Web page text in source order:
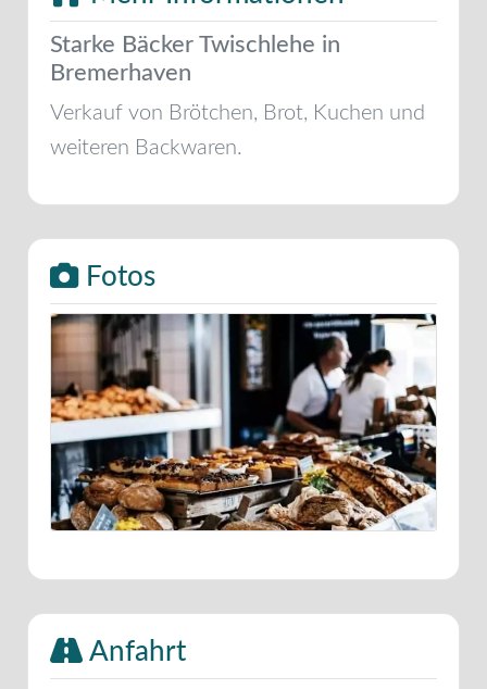
Starke Bäcker Twischlehe in
Bremerhaven
Verkauf von Brötchen, Brot, Kuchen und
weiteren Backwaren.
Fotos
Anfahrt